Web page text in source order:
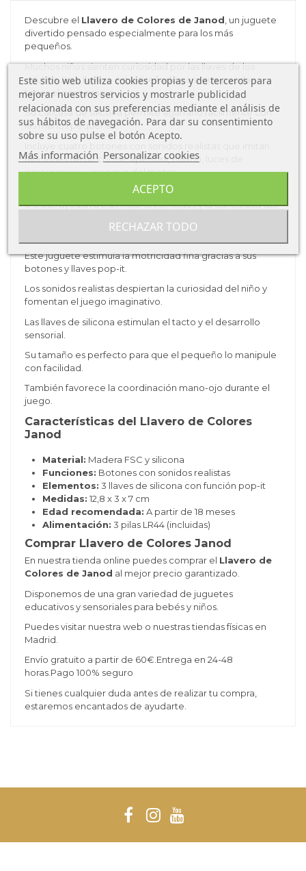
Descubre el Llavero de Colores de Janod, un juguete
divertido pensado especialmente para los más
pequeños.
Muchos niños sienten curiosidad por las llaves de los
adultos. Este llavero está diseñado para que puedan
tener el suyo propio.
Su carcasa de silicona permite agarrarlo fácilmente con
las manos pequeñas.
Incluye cuatro botones con sonidos realistas que imitan
funciones de un coche: apertura, claxon, luces de
emergencia y arranque del motor.
Además, incorpora tres llaves de silicona con función pop-
it. Estas ayudan a estimular los sentidos y la curiosidad del
Este juguete estimula la motricidad fina gracias a sus
botones y llaves pop-it.
Los sonidos realistas despiertan la curiosidad del niño y
fomentan el juego imaginativo.
Las llaves de silicona estimulan el tacto y el desarrollo
sensorial.
Su tamaño es perfecto para que el pequeño lo manipule
con facilidad.
También favorece la coordinación mano-ojo durante el
juego.
Características del Llavero de Colores
Janod
Material: Madera FSC y silicona
Funciones: Botones con sonidos realistas
Elementos: 3 llaves de silicona con función pop-it
Medidas: 12,8 x 3 x 7 cm
Edad recomendada: A partir de 18 meses
Alimentación: 3 pilas LR44 (incluidas)
Comprar Llavero de Colores Janod
En nuestra tienda online puedes comprar el Llavero de
Colores de Janod al mejor precio garantizado.
Disponemos de una gran variedad de juguetes
educativos y sensoriales para bebés y niños.
Puedes visitar nuestra web o nuestras tiendas físicas en
Madrid.
Envío gratuito a partir de 60€.Entrega en 24-48
horas.Pago 100% seguro
Si tienes cualquier duda antes de realizar tu compra,
estaremos encantados de ayudarte.
Este sitio web utiliza cookies propias y de terceros para
mejorar nuestros servicios y mostrarle publicidad
relacionada con sus preferencias mediante el análisis de
sus hábitos de navegación. Para dar su consentimiento
sobre su uso pulse el botón Acepto.
Más información Personalizar cookies
RECHAZAR TODO
ACEPTO